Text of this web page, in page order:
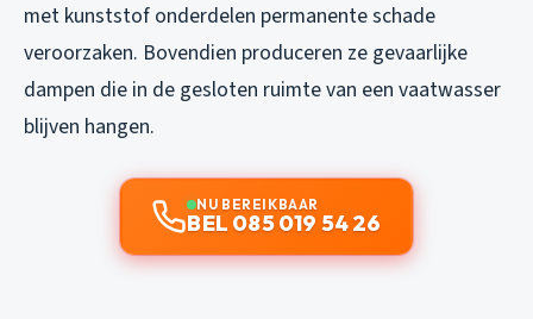
met kunststof onderdelen permanente schade
veroorzaken. Bovendien produceren ze gevaarlijke
dampen die in de gesloten ruimte van een vaatwasser
blijven hangen.
NU BEREIKBAAR
BEL 085 019 54 26